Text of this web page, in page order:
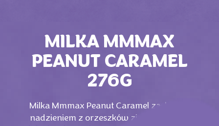
MILKA MMMAX
PEANUT CARAMEL
276G
Milka Mmmax Peanut Caramel zaskakuje
nadzieniem z orzeszków ziemnych oraz